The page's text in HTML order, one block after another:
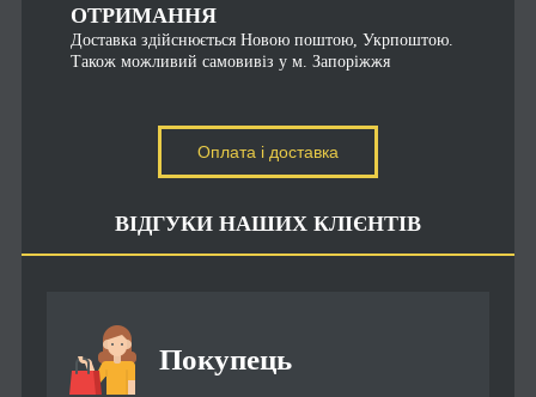
ОТРИМАННЯ
Доставка здійснюється Новою поштою, Укрпоштою.
Також можливий самовивіз у м. Запоріжжя
Оплата і доставка
ВІДГУКИ НАШИХ КЛІЄНТІВ
Покупець